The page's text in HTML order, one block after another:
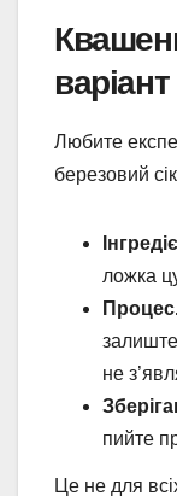
варіант
Любите
березовий
ложка
не
пийте
Це не для